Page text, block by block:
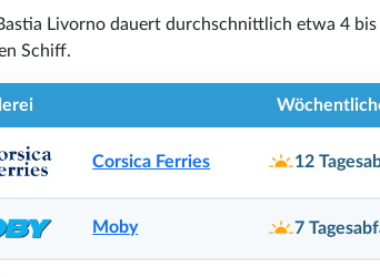
Livorno dauert durchschnittlich etwa 4
Schiff.
Corsica Ferries 12
Moby 7